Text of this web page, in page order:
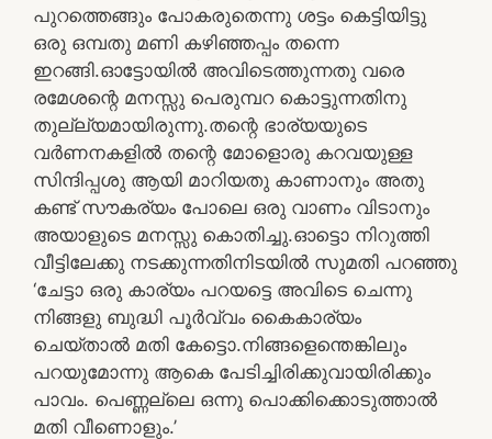
പുറത്തെങ്ങും പോകരുതെന്നു ശട്ടം കെട്ടിയിട്ടു
ഒരു ഒമ്പതു മണി കഴിഞ്ഞപ്പം തന്നെ
ഇറങ്ങി.ഓട്ടോയില്‍ അവിടെത്തുന്നതു വരെ
രമേശന്റെ മനസ്സു പെരുമ്പറ കൊട്ടുന്നതിനു
തുല്ല്യമായിരുന്നു.തന്റെ ഭാര്യയുടെ
വര്‍ണനകളില്‍ തന്റെ മോളൊരു കറവയുള്ള
സിന്ദിപ്പശു ആയി മാറിയതു കാണാനും അതു
കണ്ട് സൗകര്യം പോലെ ഒരു വാണം വിടാനും
അയാളുടെ മനസ്സു കൊതിച്ചു.ഓട്ടൊ നിറുത്തി
വീട്ടിലേക്കു നടക്കുന്നതിനിടയില്‍ സുമതി പറഞ്ഞു
‘ചേട്ടാ ഒരു കാര്യം പറയട്ടെ അവിടെ ചെന്നു
നിങ്ങളു ബുദ്ധി പൂര്‍വ്വം കൈകാര്യം
ചെയ്താല്‍ മതി കേട്ടൊ.നിങ്ങളെന്തെങ്കിലും
പറയുമോന്നു ആകെ പേടിച്ചിരിക്കുവായിരിക്കും
പാവം. പെണ്ണല്ലെ ഒന്നു പൊക്കിക്കൊടുത്താല്‍
മതി വീണൊളും.’